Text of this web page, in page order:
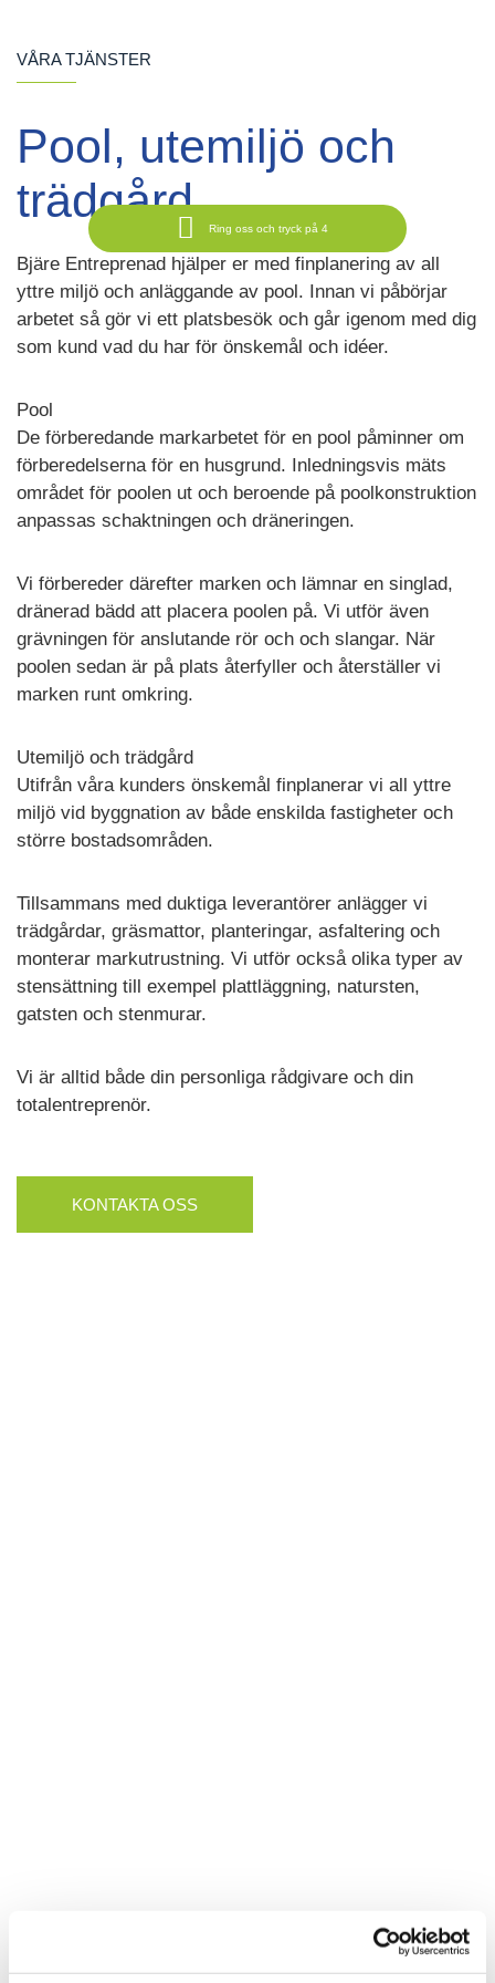
Ring oss och tryck på 4
VÅRA TJÄNSTER
Pool, utemiljö och
trädgård
Bjäre Entreprenad hjälper er med finplanering av all
yttre miljö och anläggande av pool. Innan vi påbörjar
arbetet så gör vi ett platsbesök och går igenom med dig
som kund vad du har för önskemål och idéer.
Pool
De förberedande markarbetet för en pool påminner om
förberedelserna för en husgrund. Inledningsvis mäts
området för poolen ut och beroende på poolkonstruktion
anpassas schaktningen och dräneringen.
Vi förbereder därefter marken och lämnar en singlad,
dränerad bädd att placera poolen på. Vi utför även
grävningen för anslutande rör och och slangar. När
poolen sedan är på plats återfyller och återställer vi
marken runt omkring.
Utemiljö och trädgård
Utifrån våra kunders önskemål finplanerar vi all yttre
miljö vid byggnation av både enskilda fastigheter och
större bostadsområden.
Tillsammans med duktiga leverantörer anlägger vi
trädgårdar, gräsmattor, planteringar, asfaltering och
monterar markutrustning. Vi utför också olika typer av
stensättning till exempel plattläggning, natursten,
gatsten och stenmurar.
Vi är alltid både din personliga rådgivare och din
totalentreprenör.
KONTAKTA OSS